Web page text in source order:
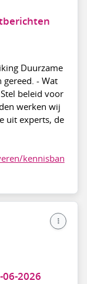
Duurzame
- Wat
beleid voor
werken wij
uit experts, de
kennisban
2026